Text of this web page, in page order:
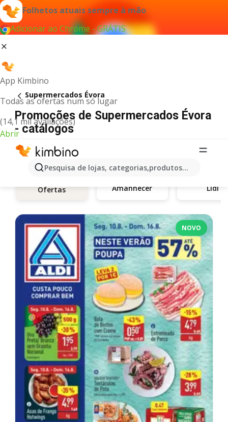
Folhetos atuais sempre à mão
Adicionar ao Chrome - GRÁTIS
App Kimbino
Todas as ofertas num só lugar
(14,1 mil avaliações)
Abrir
Pesquisa de lojas, categorias,produtos...
Supermercados Évora
Promoções de Supermercados Évora
- catálogos
Ofertas Amanhecer Lidl
NOVO